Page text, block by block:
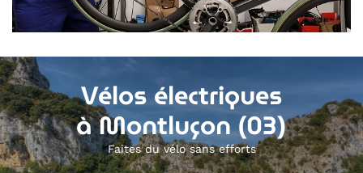
Vélos électriques
à Montluçon (03)
Faites du vélo sans efforts